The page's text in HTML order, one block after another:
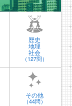
歴史
地理
社会
（127問）
その他
（44問）